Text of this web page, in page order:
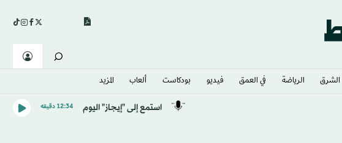
الشرق​ الرياضة في العمق فيديو بودكاست ألعاب المزيد
استمع إلى "إيجاز" اليوم 12:34 دقيقه